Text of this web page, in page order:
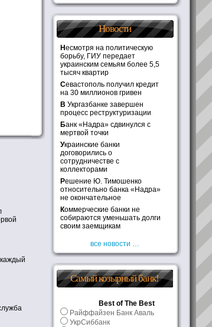
Новости
Несмотря на политическую
борьбу, ГИУ передает
украинским семьям более 5,5
тысяч квартир
Севастополь получил кредит
на 30 миллионов гривен
В Укргазбанке завершен
процесс реструктуризации
Банк «Надра» сдвинулся с
мертвой точки
Украинские банки
договорились о
сотрудничестве с
коллекторами
Решение Ю. Тимошенко
относительно банка «Надра»
не окончательное
Коммерческие банки не
собираются уменьшать долги
своим заемщикам
все новости …
Самый козырный банк!
Вest of The Best
Райффайзен Банк Аваль
УкрСиббанк